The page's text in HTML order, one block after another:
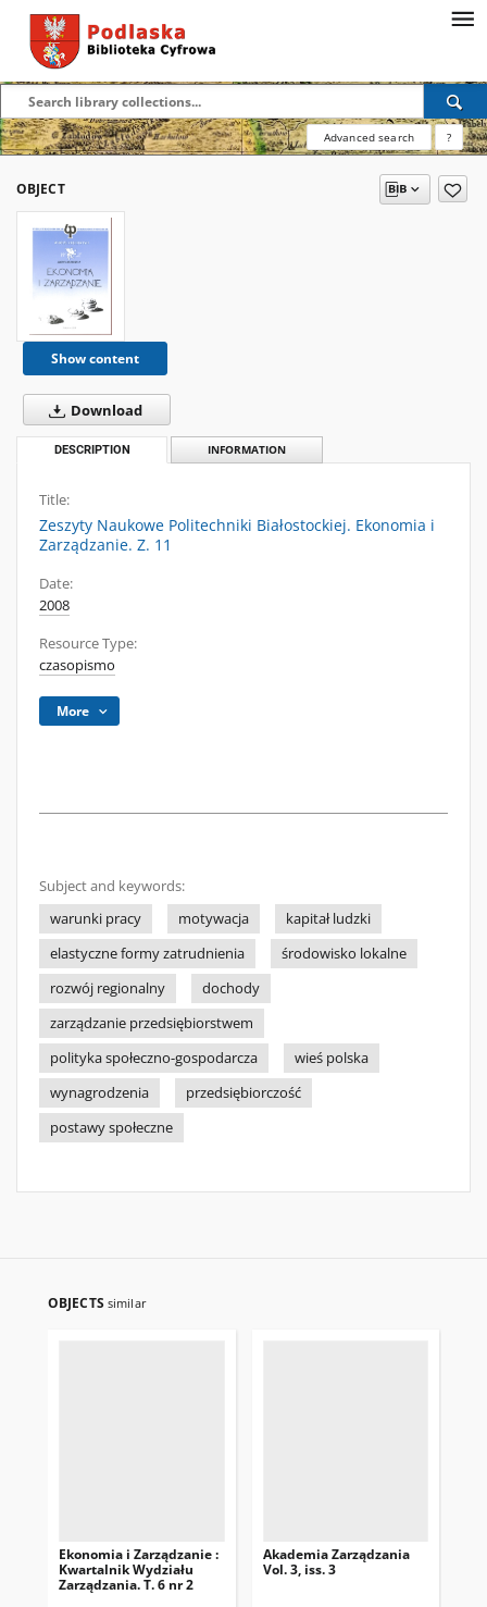
Advanced search ?
OBJECT
Show content
Download
DESCRIPTION INFORMATION
Title:
Zeszyty Naukowe Politechniki Białostockiej. Ekonomia i
Zarządzanie. Z. 11
Date:
2008
Resource Type:
czasopismo
More
Subject and keywords:
warunki pracy
motywacja
kapitał ludzki
elastyczne formy zatrudnienia
środowisko lokalne
rozwój regionalny
dochody
zarządzanie przedsiębiorstwem
polityka społeczno-gospodarcza
wieś polska
wynagrodzenia
przedsiębiorczość
postawy społeczne
OBJECTS similar
Ekonomia i Zarządzanie :
Kwartalnik Wydziału
Zarządzania. T. 6 nr 2
Akademia Zarządzania
Vol. 3, iss. 3